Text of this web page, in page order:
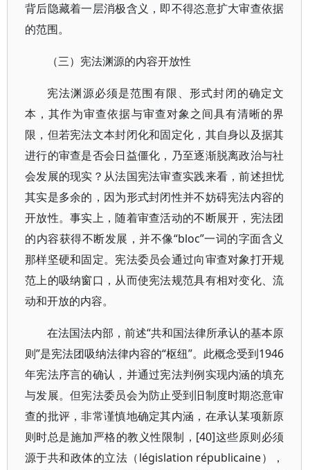
背后隐藏着一层消极含义，即不得恣意扩大审查依据
的范围。
（三）宪法渊源的内容开放性
宪法渊源必须是范围有限、形式封闭的确定文
本，其作为审查依据与审查对象之间具有清晰的界
限，但若宪法文本封闭化和固定化，其自身以及据其
进行的审查是否会日益僵化，乃至逐渐脱离政治与社
会发展的现实？从法国宪法审查实践来看，前述担忧
其实是多余的，因为形式封闭性并不妨碍宪法内容的
开放性。事实上，随着审查活动的不断展开，宪法团
的内容获得不断发展，并不像“bloc”一词的字面含义
那样坚硬和固定。宪法委员会通过向审查对象打开规
范上的吸纳窗口，从而使宪法规范具有相对变化、流
动和开放的内容。
在法国法内部，前述“共和国法律所承认的基本原
则”是宪法团吸纳法律内容的“枢纽”。此概念受到1946
年宪法序言的确认，并通过宪法判例实现内涵的填充
与发展。但宪法委员会为防止受到旧制度时期恣意审
查的批评，非常谨慎地确定其内涵，在承认某项新原
则时总是施加严格的教义性限制，[40]这些原则必须
源于共和政体的立法（législation républicaine），